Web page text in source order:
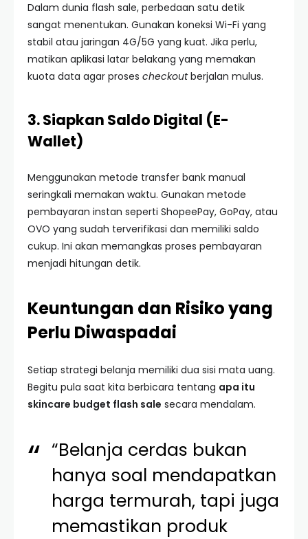
Dalam dunia flash sale, perbedaan satu detik
sangat menentukan. Gunakan koneksi Wi-Fi yang
stabil atau jaringan 4G/5G yang kuat. Jika perlu,
matikan aplikasi latar belakang yang memakan
kuota data agar proses checkoutberjalan mulus.
3. Siapkan Saldo Digital (E-
Wallet)
Menggunakan metode transfer bank manual
seringkali memakan waktu. Gunakan metode
pembayaran instan seperti ShopeePay, GoPay, atau
OVO yang sudah terverifikasi dan memiliki saldo
cukup. Ini akan memangkas proses pembayaran
menjadi hitungan detik.
Keuntungan dan Risiko yang
Perlu Diwaspadai
Setiap strategi belanja memiliki dua sisi mata uang.
Begitu pula saat kita berbicara tentang apa itu
skincare budget flash sale secara mendalam.
“Belanja cerdas bukan
hanya soal mendapatkan
harga termurah, tapi juga
memastikan produk